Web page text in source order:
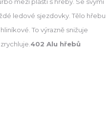
ledové sjezdovky. Tělo hřebu
To výrazně snižuje
402 Alu hřebů